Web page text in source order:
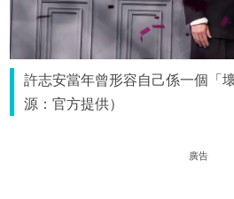
許志安當年曾形容自己係一個「
源：官方提供）
廣告